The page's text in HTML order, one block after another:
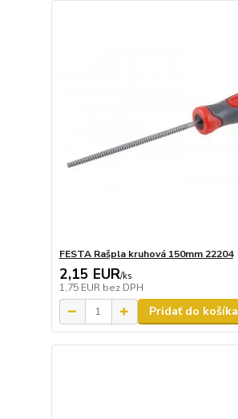
FESTA Rašpla kruhová 150mm 22204
2,15 EUR/ks
1,75 EUR bez DPH
Pridať do košíka